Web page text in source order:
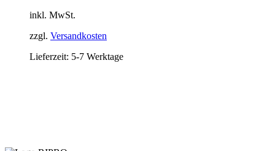
weist
Varianten
Die
inkl. MwSt.
zzgl. Versandkosten
Lieferzeit: 5-7 Werktage